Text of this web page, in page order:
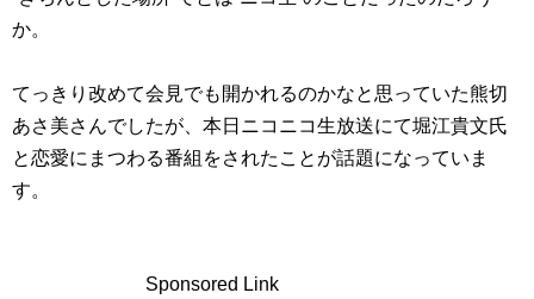
か。
てっきり改めて会見でも開かれるのかなと思っていた熊切
あさ美さんでしたが、本日ニコニコ生放送にて堀江貴文氏
と恋愛にまつわる番組をされたことが話題になっていま
す。
Sponsored Link